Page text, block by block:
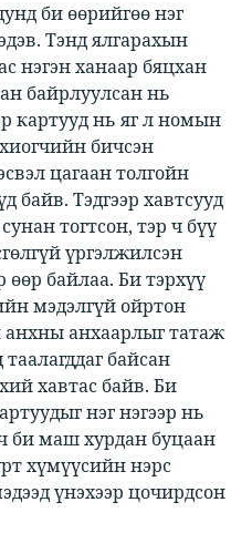
би өөрийгөө нэг
Тэнд ялгарахын
нэгэн ханаар бяцхан
байрлуулсан нь
картууд нь яг л номын
бичсэн
цагаан толгойн
байв. Тэдгээр хавтсууд
тогтсон, тэр ч бүү
үргэлжилсэн
өөр байлаа. Би тэрхүү
мэдэлгүй ойртон
анхаарлыг татаж
байсан
хавтас байв. Би
нэг нэгээр нь
би маш хурдан буцаан
хүмүүсийн нэрс
үнэхээр цочирдсон